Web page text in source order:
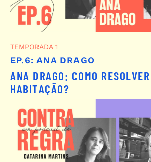
TEMPORADA 1
EP.6: ANA DRAGO
ANA DRAGO: COMO
HABITAÇÃO?